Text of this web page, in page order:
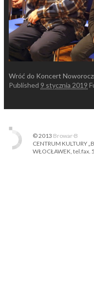
Wróć do Koncert
Published 9 stycznia 2019
© 2013 Browar·B
CENTRUM KULTURY
WŁOCŁAWEK, tel.fax.